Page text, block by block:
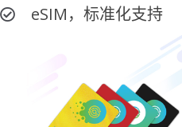
eSIM，标准化支持